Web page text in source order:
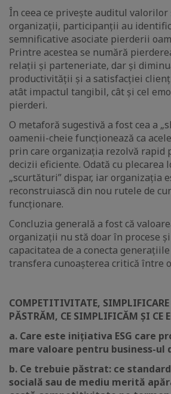
În ceea ce privește auditul
organizații, participanții au
semnificative asociate pierderii
Printre acestea se numără
relații și parteneriate, dar și
productivității și a satisfacției
atât impactul tangibil, cât și cel
pierderi.
O metaforă sugestivă a fost cea a
oamenii-cheie funcționează ca
prin care organizația rezolvă rapid
decizii eficiente. Odată cu plecarea
„scurtături” dispar, iar organizația
reconstruiască din nou rutele de
funcționare.
Concluzia generală a fost că
organizații nu stă doar în procese
capacitatea de a conecta
transfera cunoașterea critică între
COMPETITIVITATE, SIMPLIFICARE
PĂSTRĂM, CE SIMPLIFICĂM ȘI CE
a. Care este inițiativa ESG care
mare valoare pentru business-ul
b. Ce trebuie păstrat: ce
socială sau de mediu merită